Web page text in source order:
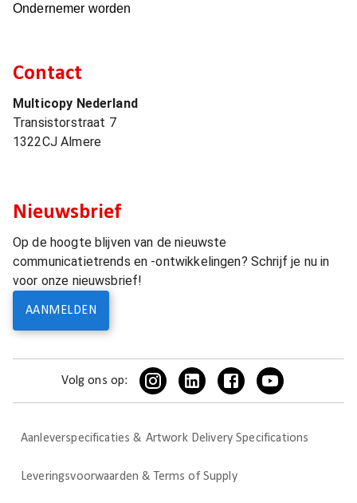
Ondernemer worden
Contact
Multicopy Nederland
Transistorstraat 7
1322CJ Almere
Nieuwsbrief
Op de hoogte blijven van de nieuwste
communicatietrends en -ontwikkelingen? Schrijf je nu in
voor onze nieuwsbrief!
AANMELDEN
Volg ons op:
Aanleverspecificaties & Artwork Delivery Specifications
Leveringsvoorwaarden & Terms of Supply